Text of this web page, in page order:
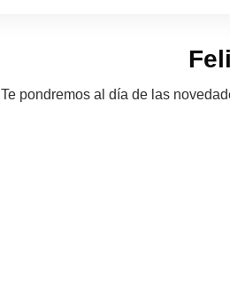
Te pondremos al día de las